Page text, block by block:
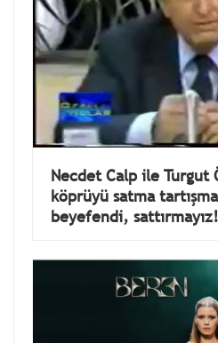
Necdet Calp ile Turgut
köprüyü satma
beyefendi, sattırmayız!